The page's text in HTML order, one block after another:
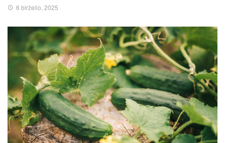
6 birželio, 2025